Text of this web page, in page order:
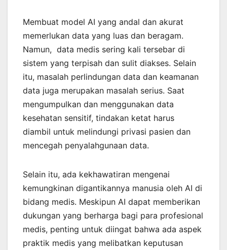
Membuat model AI yang andal dan akurat
memerlukan data yang luas dan beragam.
Namun, data medis sering kali tersebar di
sistem yang terpisah dan sulit diakses. Selain
itu, masalah perlindungan data dan keamanan
data juga merupakan masalah serius. Saat
mengumpulkan dan menggunakan data
kesehatan sensitif, tindakan ketat harus
diambil untuk melindungi privasi pasien dan
mencegah penyalahgunaan data.
Selain itu, ada kekhawatiran mengenai
kemungkinan digantikannya manusia oleh AI di
bidang medis. Meskipun AI dapat memberikan
dukungan yang berharga bagi para profesional
medis, penting untuk diingat bahwa ada aspek
praktik medis yang melibatkan keputusan